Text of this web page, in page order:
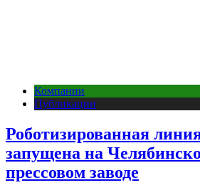
Компании
Публикации
Роботизированная
запущена на
прессовом заводе